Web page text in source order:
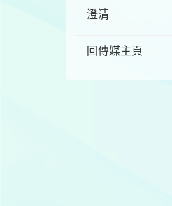
澄清
回傳媒主頁